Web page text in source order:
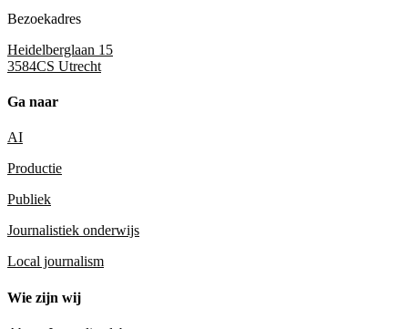
Bezoekadres
Heidelberglaan 15
3584CS Utrecht
Ga naar
AI
Productie
Publiek
Journalistiek onderwijs
Local journalism
Wie zijn wij